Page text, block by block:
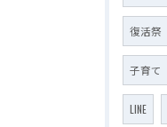
復活祭
子育て
LINE